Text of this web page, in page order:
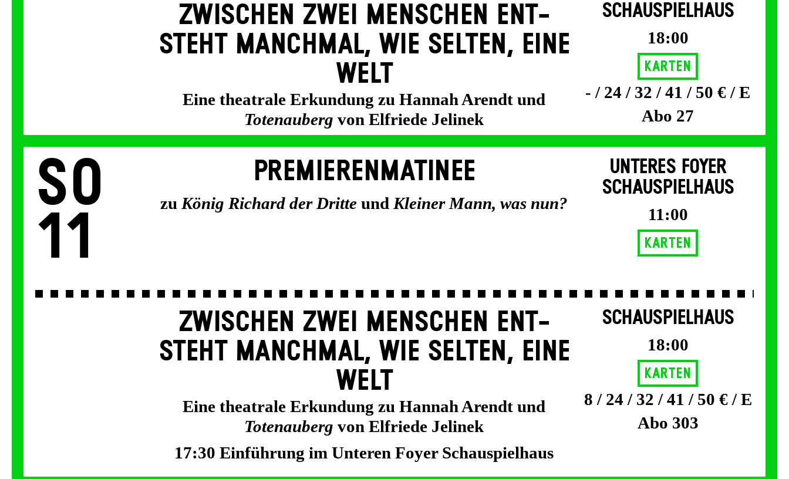
ZWISCHEN ZWEI MENSCHEN ENT­
STEHT MANCH­MAL, WIE SELTEN, EINE
WELT
Eine theatrale Erkundung zu Hannah Arendt und
Totenauberg von Elfriede Jelinek
SCHAUSPIELHAUS
18:00
Karten
- / 24 / 32 / 41 / 50 € / E
Abo 27
So
11
PREMIERENMATINEE
zu König Richard der Dritte undKleiner Mann, was nun?
UNTERES FOYER
SCHAUSPIELHAUS
11:00
Karten
ZWISCHEN ZWEI MENSCHEN ENT­
STEHT MANCH­MAL, WIE SELTEN, EINE
WELT
Eine theatrale Erkundung zu Hannah Arendt und
Totenauberg von Elfriede Jelinek
17:30 Einführung im Unteren Foyer Schauspielhaus
SCHAUSPIELHAUS
18:00
Karten
8 / 24 / 32 / 41 / 50 € / E
Abo 303